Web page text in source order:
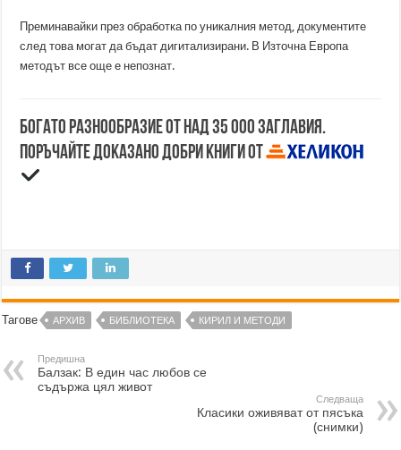
Преминавайки през обработка по уникалния метод, документите
след това могат да бъдат дигитализирани. В Източна Европа
методът все още е непознат.
Богато разнообразие от над 35 000 заглавия.
Поръчайте доказано добри книги от
Тагове АРХИВ БИБЛИОТЕКА КИРИЛ И МЕТОДИ
Предишна
Балзак: В един час любов се
съдържа цял живот
Следваща
Класики оживяват от пясъка
(снимки)